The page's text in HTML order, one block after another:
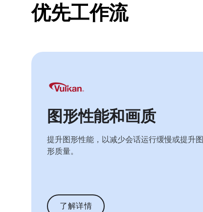
优先工作流
图形性能和画质
提升图形性能，以减少会话运行缓慢或提升图
形质量。
了解详情